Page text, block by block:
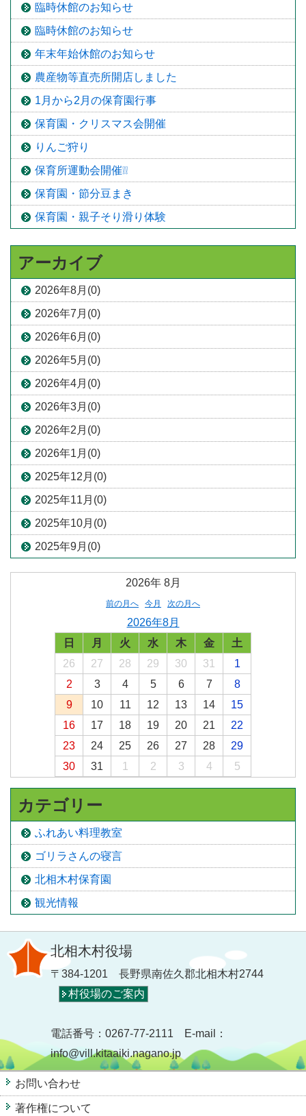
臨時休館のお知らせ
臨時休館のお知らせ
年末年始休館のお知らせ
農産物等直売所開店しました
1月から2月の保育園行事
保育園・クリスマス会開催
りんご狩り
保育所運動会開催❕❕
保育園・節分豆まき
保育園・親子そり滑り体験
アーカイブ
2026年8月(0)
2026年7月(0)
2026年6月(0)
2026年5月(0)
2026年4月(0)
2026年3月(0)
2026年2月(0)
2026年1月(0)
2025年12月(0)
2025年11月(0)
2025年10月(0)
2025年9月(0)
2026年 8月
前の月へ 今月 次の月へ
2026年8月
日
月 火 水 木 金
土
26
27 28 29 30 31
1
2
3 4 5 6 7
8
9
10 11 12 13 14
15
16
17 18 19 20 21
22
23
24 25 26 27 28
29
30
31 1 2 3 4 5
カテゴリー
ふれあい料理教室
ゴリラさんの寝言
北相木村保育園
観光情報
北相木村役場
〒384-1201 長野県南佐久郡北相木村2744
村役場のご案内
電話番号：0267-77-2111 E-mail：
info@vill.kitaaiki.nagano.jp
お問い合わせ
著作権について